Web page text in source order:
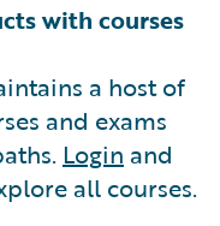
with courses
a host of
and exams
Login and
all courses.